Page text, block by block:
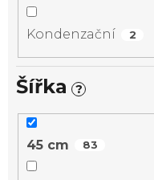
Kondenzační 2
Šířka ?
45 cm 83